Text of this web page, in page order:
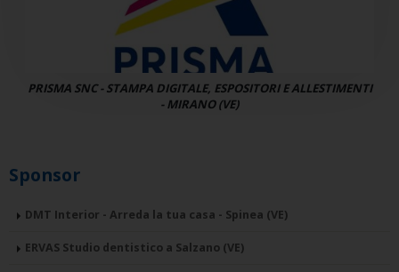
PRISMA SNC - STAMPA DIGITALE, ESPOSITORI E ALLESTIMENTI
- MIRANO (VE)
Sponsor
DMT Interior - Arreda la tua casa - Spinea (VE)
ERVAS Studio dentistico a Salzano (VE)